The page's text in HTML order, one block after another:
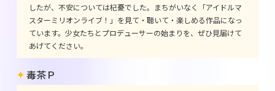
したが、不安については杞憂でした。まちがいなく「アイドルマ
スターミリオンライブ！」を見て・聴いて・楽しめる作品になっ
ています。少女たちとプロデューサーの始まりを、ぜひ見届けて
あげてください。
毒茶Ｐ